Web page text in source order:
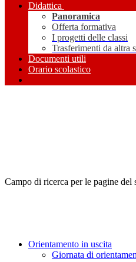
Didattica
Panoramica
Offerta formativa
I progetti delle classi
Trasferimenti da altra
Documenti utili
Orario scolastico
Campo di ricerca per le pagine del
Orientamento in uscita
Giornata di